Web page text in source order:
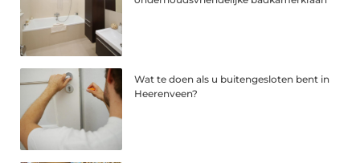
Wat te doen als u buitengesloten bent in
Heerenveen?